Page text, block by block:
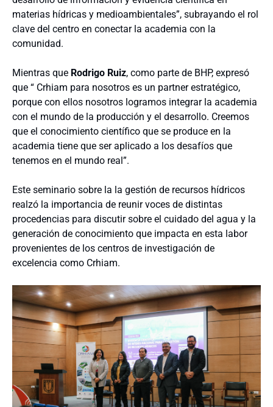
materias hídricas y medioambientales”, subrayando el rol
clave del centro en conectar la academia con la
comunidad.
Mientras que Rodrigo Ruiz, como parte de BHP, expresó
que “ Crhiam para nosotros es un partner estratégico,
porque con ellos nosotros logramos integrar la academia
con el mundo de la producción y el desarrollo. Creemos
que el conocimiento científico que se produce en la
academia tiene que ser aplicado a los desafíos que
tenemos en el mundo real”.
Este seminario sobre la la gestión de recursos hídricos
realzó la importancia de reunir voces de distintas
procedencias para discutir sobre el cuidado del agua y la
generación de conocimiento que impacta en esta labor
provenientes de los centros de investigación de
excelencia como Crhiam.